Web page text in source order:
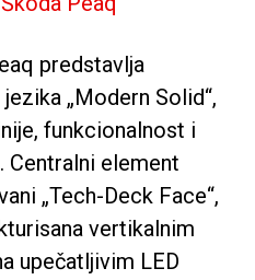
predstavlja
„Modern Solid“,
funkcionalnost i
Centralni element
„Tech-Deck Face“,
vertikalnim
upečatljivim LED